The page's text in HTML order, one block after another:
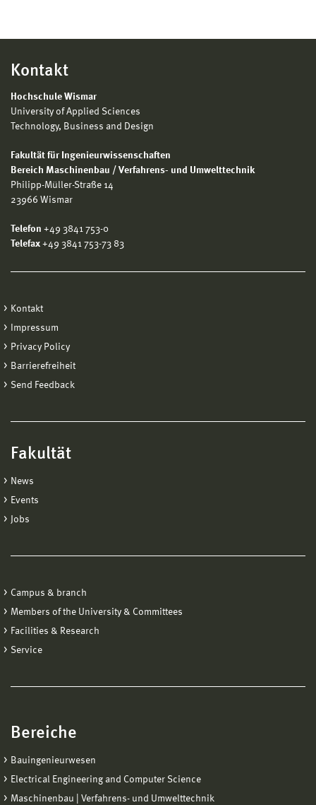
Kontakt
Hochschule Wismar
University of Applied Sciences
Technology, Business and Design
Fakultät für Ingenieurwissenschaften
Bereich Maschinenbau / Verfahrens- und Umwelttechnik
Philipp-Müller-Straße 14
23966 Wismar
Telefon +49 3841 753-0
Telefax +49 3841 753-73 83
Kontakt
Impressum
Privacy Policy
Barrierefreiheit
Send Feedback
Fakultät
News
Events
Jobs
Campus & branch
Members of the University & Committees
Facilities & Research
Service
Bereiche
Bauingenieurwesen
Electrical Engineering and Computer Science
Maschinenbau | Verfahrens- und Umwelttechnik